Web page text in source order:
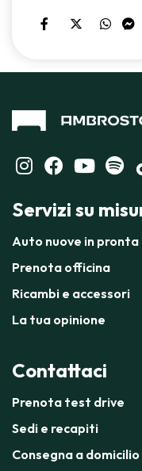
Servizi su
Auto nuove in pronta
Prenota officina
Ricambi e accessori
La tua opinione
Contattaci
Prenota test drive
Sedi e recapiti
Consegna a domicilio